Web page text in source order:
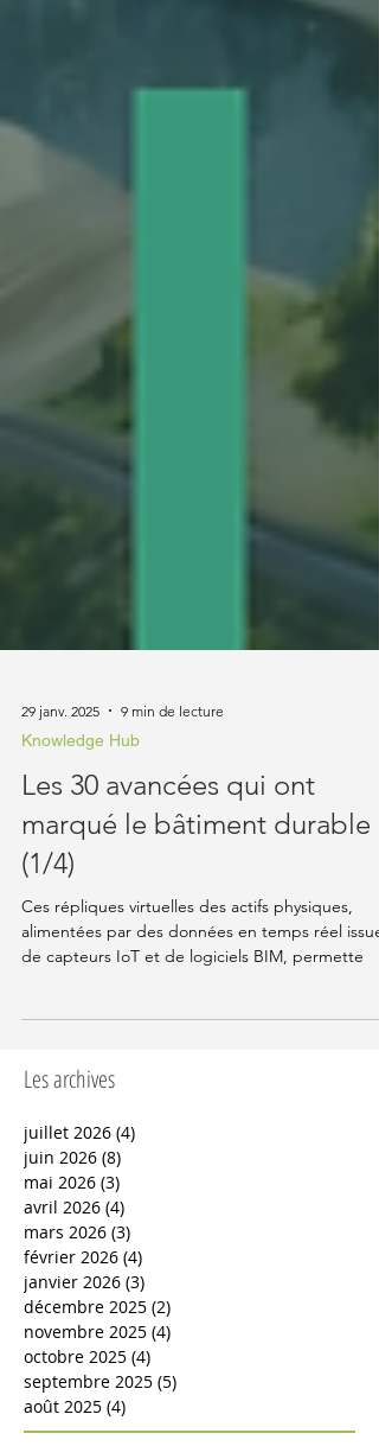
Knowledge Hub
Les 30 avancées qui ont
marqué le bâtiment durable
(1/4)
Ces répliques virtuelles des actifs physiques,
Les archives
juillet 2026 (4)
juin 2026 (8)8 posts
mai 2026 (3)3 posts
avril 2026 (4)4 posts
mars 2026 (3)3 posts
février 2026 (4)4 posts
janvier 2026 (3)3 posts
décembre 2025
novembre 2025 (4)4 posts
octobre 2025
septembre 2025 (5)5 posts